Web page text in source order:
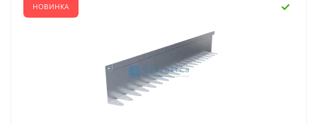
НОВИНКА